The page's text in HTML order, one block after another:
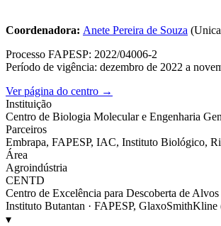
Coordenadora: Anete Pereira de Souza
Processo FAPESP: 2022/04006-2
Período de vigência: dezembro de 2022 a
Ver página do centro →
Instituição
Centro de Biologia Molecular e Engenharia
Parceiros
Embrapa, FAPESP, IAC, Instituto Biológico,
Área
Agroindústria
CENTD
Centro de Excelência para Descoberta de
Instituto Butantan · FAPESP,
▾